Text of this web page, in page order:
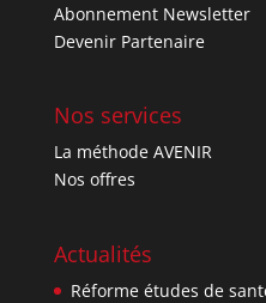
Abonnement Newsletter
Devenir Partenaire
Nos services
La méthode AVENIR
Nos offres
Actualités
Réforme études de